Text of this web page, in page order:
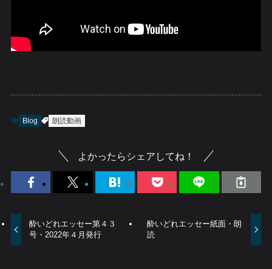
Blog 朗読動画
よかったらシェアしてね！
酔いどれエッセー第４３
号・2022年４月発行
酔いどれエッセー紙面・朗
読